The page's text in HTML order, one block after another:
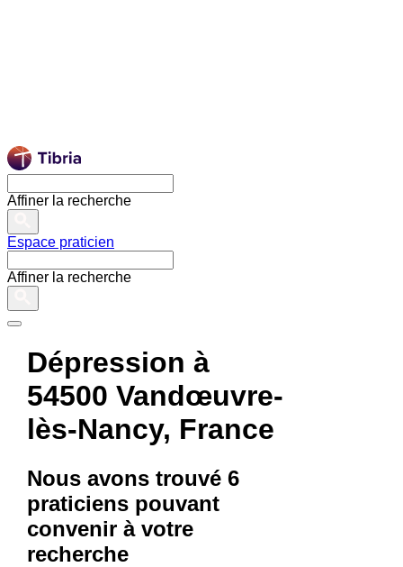
Affiner la recherche
Espace praticien
Affiner la recherche
Dépression à
54500 Vandœuvre-
lès-Nancy, France
Nous avons trouvé 6
praticienspouvant
convenir à votre
recherche